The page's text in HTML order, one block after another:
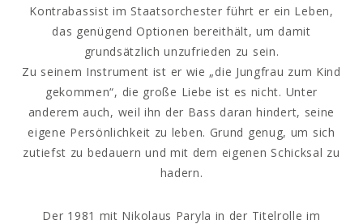
Kontrabassist im Staatsorchester führt er ein Leben,
das genügend Optionen bereithält, um damit
grundsätzlich unzufrieden zu sein.
Zu seinem Instrument ist er wie „die Jungfrau zum Kind
gekommen“, die große Liebe ist es nicht. Unter
anderem auch, weil ihn der Bass daran hindert, seine
eigene Persönlichkeit zu leben. Grund genug, um sich
zutiefst zu bedauern und mit dem eigenen Schicksal zu
hadern.
Der 1981 mit Nikolaus Paryla in der Titelrolle im